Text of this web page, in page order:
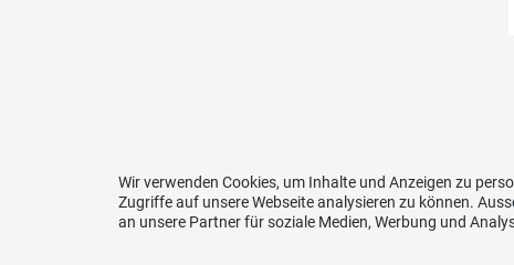
Wir verwenden Cookies, um Inhalte und Anzeigen zu
Zugriffe auf unsere Webseite analysieren zu können.
an unsere Partner für soziale Medien, Werbung und